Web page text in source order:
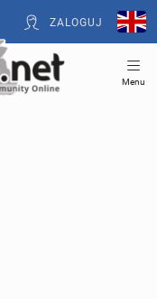
ZALOGUJ
Menu